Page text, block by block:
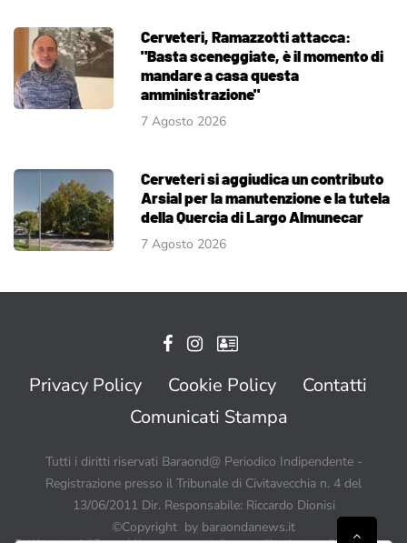
Cerveteri, Ramazzotti attacca:
"Basta sceneggiate, è il momento di
mandare a casa questa
amministrazione"
7 Agosto 2026
Cerveteri si aggiudica un contributo
Arsial per la manutenzione e la tutela
della Quercia di Largo Almunecar
7 Agosto 2026
Privacy Policy Cookie Policy
Contatti
Comunicati Stampa
Tutti i diritti riservati Baraond@ Periodico Indipendente -
Registrazione presso il Tribunale di Civitavecchia n. 4 del
13/06/2011 Dir. Responsabile: Riccardo Dionisi
©Copyright by baraondanews.it